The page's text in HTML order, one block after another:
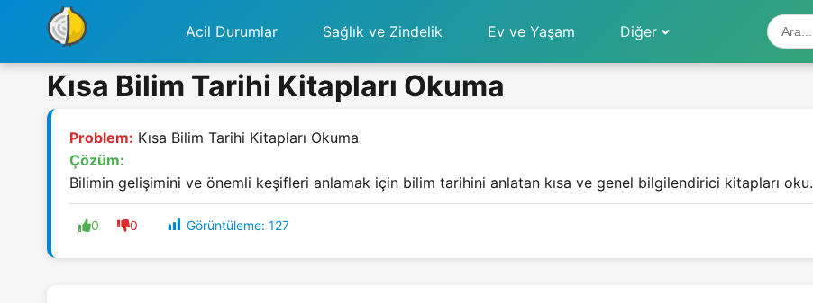
Acil Durumlar Sağlık ve Zindelik Ev ve Yaşam Diğer
Kısa Bilim Tarihi Kitapları Okuma
Problem: Kısa Bilim Tarihi Kitapları Okuma
Çözüm:
Bilimin gelişimini ve önemli keşifleri anlamak için bilim tarihini anlatan kısa ve genel bilgilendirici kitapları oku.
0 0 Görüntüleme: 127